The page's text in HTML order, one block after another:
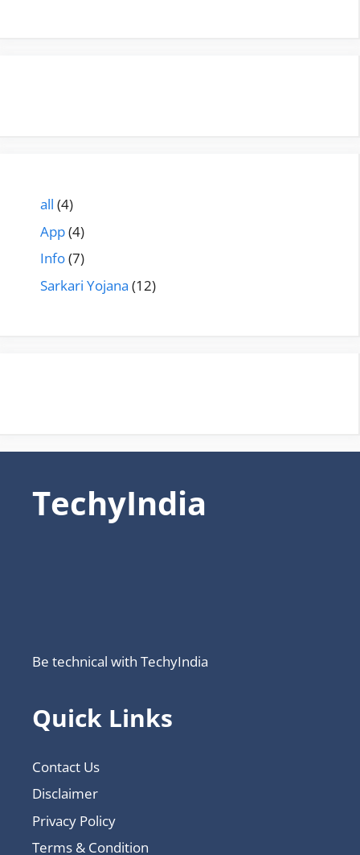
all (4)
App(4)
Info(7)
Sarkari Yojana (12)
TechyIndia
Be technical with TechyIndia
Quick Links
Contact Us
Disclaimer
Privacy Policy
Terms & Condition